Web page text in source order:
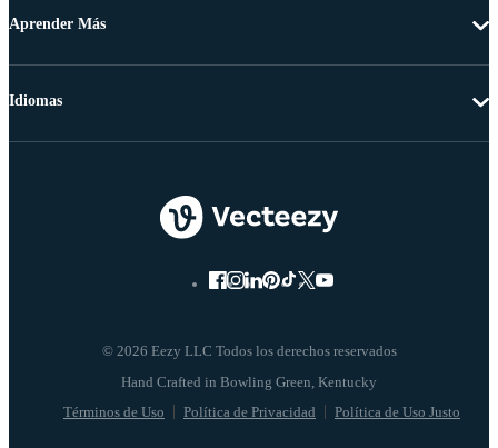
Aprender Más
© 2026 Eezy LLC Todos los derechos reservados
Términos de Uso Política de Privacidad Política de Uso Justo
Idiomas